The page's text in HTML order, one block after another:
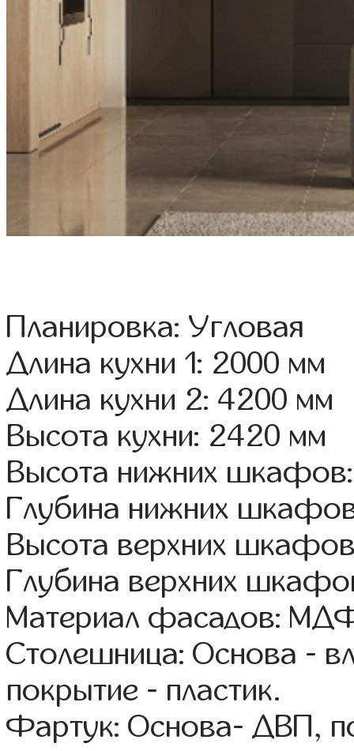
Планировка: Угловая
Длина кухни 1: 2000 мм
Длина кухни 2: 4200 мм
Высота кухни: 2420 мм
Высота нижних
Глубина нижних
Высота верхних
Глубина верхних
Материал фасадов:
Столешница: Основа -
покрытие - пластик.
Фартук: Основа- ДВП,